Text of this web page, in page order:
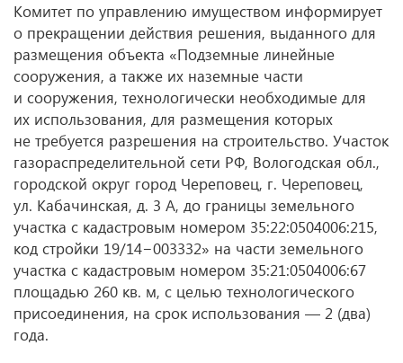
Комитет по управлению имуществом информирует
о прекращении действия решения, выданного для
размещения объекта «Подземные линейные
сооружения, а также их наземные части
и сооружения, технологически необходимые для
их использования, для размещения которых
не требуется разрешения на строительство. Участок
газораспределительной сети РФ, Вологодская обл.,
городской округ город Череповец, г. Череповец,
ул. Кабачинская, д. 3 А, до границы земельного
участка с кадастровым номером 35:22:0504006:215,
код стройки 19/14−003332» на части земельного
участка с кадастровым номером 35:21:0504006:67
площадью 260 кв. м, с целью технологического
присоединения, на срок использования — 2 (два)
года.